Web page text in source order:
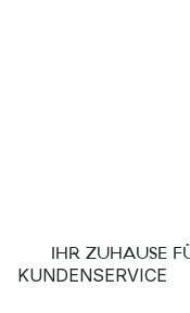
IHR ZUHAUSE
KUNDENSERVICE